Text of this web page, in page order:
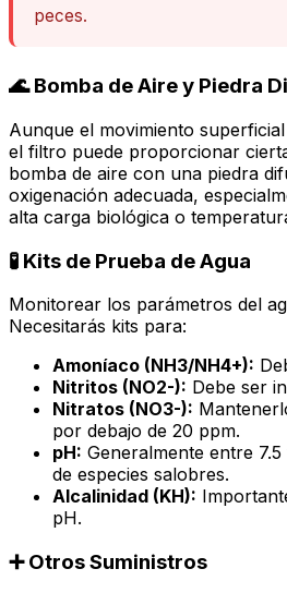
peces.
🌊 Bomba de Aire y Piedra
Aunque el movimiento
el filtro puede proporcionar
bomba de aire con una piedra
oxigenación adecuada,
alta carga biológica o
🧪 Kits de Prueba de Agua
Monitorear los parámetros del
Necesitarás kits para:
Amoníaco (NH3/NH4+):
Nitritos (NO2-): Debe ser
Nitratos (NO3-):
por debajo de 20 ppm.
pH: Generalmente entre
de especies salobres.
Alcalinidad (KH):
pH.
➕ Otros Suministros